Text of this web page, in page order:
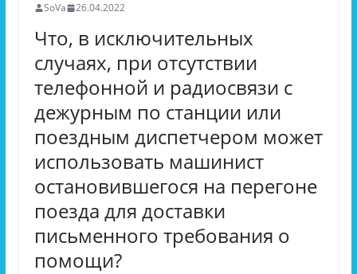
SoVa 26.04.2022
Что, в исключительных
случаях, при отсутствии
телефонной и радиосвязи с
дежурным по станции или
поездным диспетчером может
использовать машинист
остановившегося на перегоне
поезда для доставки
письменного требования о
помощи?